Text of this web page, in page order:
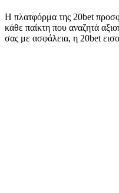
Η πλατφόρμα της 20bet
κάθε παίκτη που αναζητά
σας με ασφάλεια, η 20bet